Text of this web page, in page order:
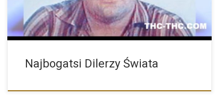
Najbogatsi Dilerzy Świata